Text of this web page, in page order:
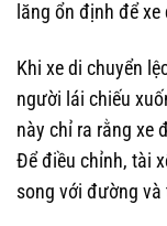
lăng ổn định để
Khi xe di chuyển
người lái chiếu
này chỉ ra rằng xe
Để điều chỉnh, tài
song với đường